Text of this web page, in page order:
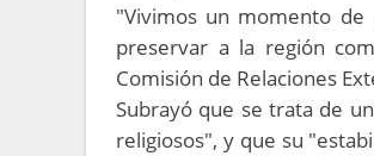
"Vivimos un momento de
preservar a la región
Comisión de Relaciones
Subrayó que se trata de
religiosos", y que su